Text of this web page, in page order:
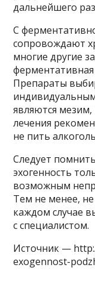
дальнейшего
С
сопровождают
многие другие
ферментативная
Препараты
являются
лечения
не пить
Следует
эхогенность
возможным
Тем не менее,
каждом случае
с специалистом.
Источник —
exogennost-